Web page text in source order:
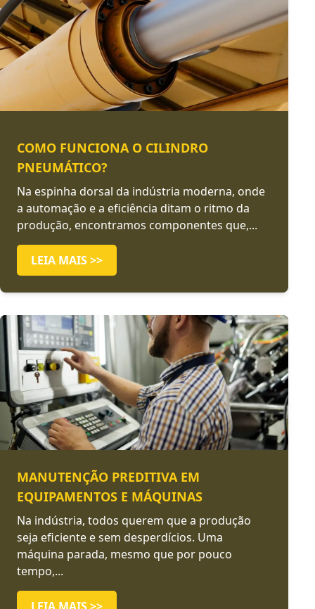
COMO FUNCIONA O CILINDRO
PNEUMÁTICO?
Na espinha dorsal da indústria moderna, onde
a automação e a eficiência ditam o ritmo da
produção, encontramos componentes que,...
LEIA MAIS >>
MANUTENÇÃO PREDITIVA EM
EQUIPAMENTOS E MÁQUINAS
Na indústria, todos querem que a produção
seja eficiente e sem desperdícios. Uma
máquina parada, mesmo que por pouco
tempo,...